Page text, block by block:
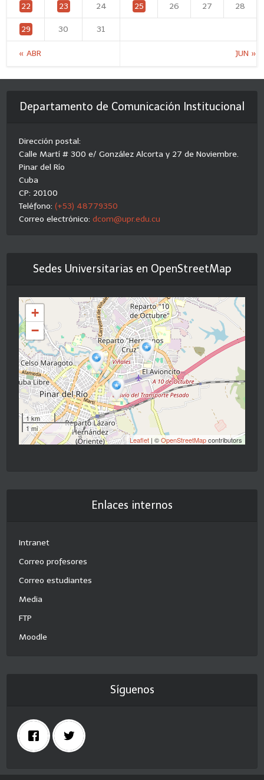
« ABR JUN »
22 23 24 25 26 27 28
29 30 31
Departamento de Comunicación Institucional
Dirección postal:
Calle Martí # 300 e/ González Alcorta y 27 de Noviembre.
Pinar del Río
Cuba
CP: 20100
Teléfono:(+53) 48779350
Correo electrónico:dcom@upr.edu.cu
Sedes Universitarias en OpenStreetMap
+
−
1 km
1 mi
Leaflet| ©OpenStreetMapcontributors
Enlaces internos
Intranet
Correo profesores
Correo estudiantes
Media
FTP
Moodle
Síguenos